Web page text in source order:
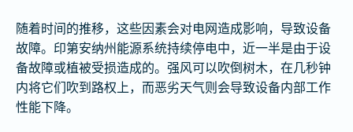
随着时间的推移，这些因素会对电网造成影响，导致设备
故障。印第安纳州能源系统持续停电中，近一半是由于设
备故障或植被受损造成的。强风可以吹倒树木，在几秒钟
内将它们吹到路权上，而恶劣天气则会导致设备内部工作
性能下降。